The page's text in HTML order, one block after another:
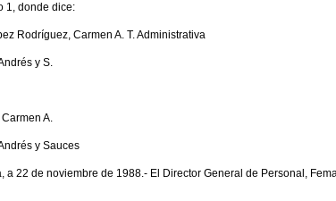
1, donde dice:
Rodríguez, Carmen A. T. Administrativa
y S.
A.
y Sauces
a 22 de noviembre de 1988.- El Director General de Personal,